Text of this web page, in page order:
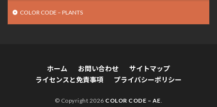
COLOR CODE – PLANTS
ホーム お問い合わせ
サイトマップ
ライセンスと免責事項
プライバシーポリシー
© Copyright 2026 COLOR CODE – AE